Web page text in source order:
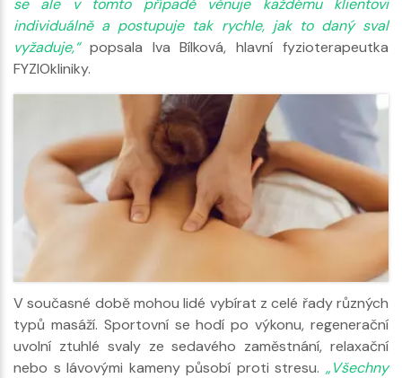
individuálně a postupuje tak rychle, jak to daný sval
vyžaduje,“popsala Iva Bílková, hlavní fyzioterapeutka
FYZIOkliniky.
V současné době mohou lidé vybírat z celé řady různých
typů masáží. Sportovní se hodí po výkonu, regenerační
uvolní ztuhlé svaly ze sedavého zaměstnání, relaxační
nebo s lávovými kameny působí proti stresu. „Všechny